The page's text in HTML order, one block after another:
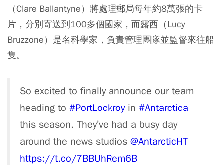
（Clare Ballantyne）將處理郵局每年約8萬張的卡
片，分別寄送到100多個國家，而露西（Lucy
Bruzzone）是名科學家，負責管理團隊並監督來往船
隻。
So excited to finally announce our team
heading to #PortLockroyin #Antarctica
this season. They’ve had a busy day
around the news studios @AntarcticHT
https://t.co/7BBUhRem6B